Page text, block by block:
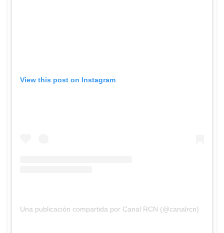
View this post on Instagram
Una publicación compartida por Canal RCN (@canalrcn)